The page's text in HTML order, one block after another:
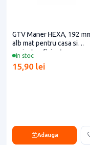
In stoc
GTV Maner HEXA, 192
alb mat pentru casa si
proiecte eficiente
15,90 lei
Adauga